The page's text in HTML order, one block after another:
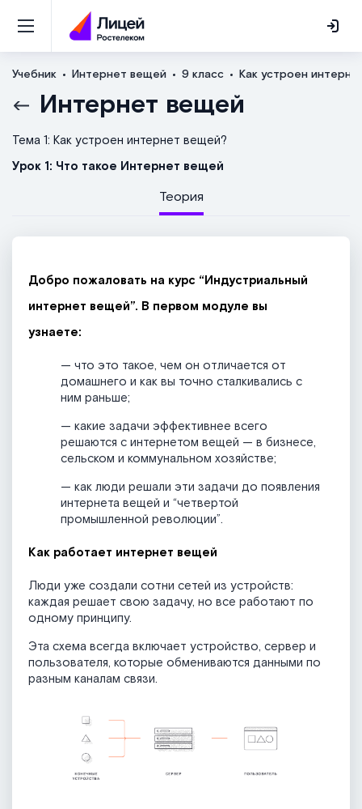
Учебник Интернет вещей 9 класс Как устроен
Интернет вещей
Тема 1: Как устроен интернет вещей?
Урок 1: Что такое Интернет вещей
Теория
Добро пожаловать на курс “Индустриальный
интернет вещей”. В первом модуле вы
узнаете:
— что это такое, чем он отличается от
домашнего и как вы точно сталкивались с
ним раньше;
— какие задачи эффективнее всего
решаются с интернетом вещей — в бизнесе,
сельском и коммунальном хозяйстве;
— как люди решали эти задачи до появления
интернета вещей и “четвертой
промышленной революции”.
Как работает интернет вещей
Люди уже создали сотни сетей из устройств:
каждая решает свою задачу, но все работают по
одному принципу.
Эта схема всегда включает устройство, сервер и
пользователя, которые обмениваются данными по
разным каналам связи.